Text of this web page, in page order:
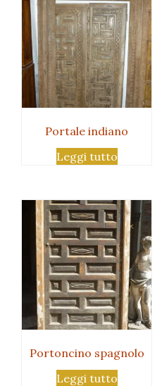
Portale indiano
Leggi tutto
Portoncino spagnolo
Leggi tutto